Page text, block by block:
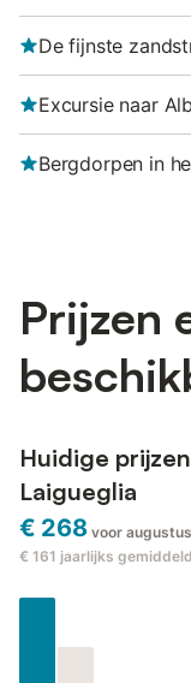
De fijnste
Excursie naar
Bergdorpen in
Prijzen
Huidige
Laigueglia
€ 268 voor augustus
€ 161 jaarlijks